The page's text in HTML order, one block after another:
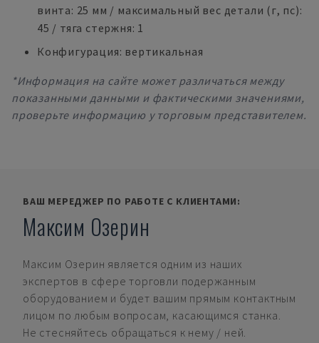
винта: 25 мм / максимальный вес детали (г, пс):
45 / тяга стержня: 1
Конфигурация: вертикальная
*Информация на сайте может различаться между
показанными данными и фактическими значениями,
проверьте информацию у торговым представителем.
ВАШ МЕРЕДЖЕР ПО РАБОТЕ С КЛИЕНТАМИ:
Максим Озерин
Максим Озерин является одним из наших
экспертов в сфере торговли подержанным
оборудованием и будет вашим прямым контактным
лицом по любым вопросам, касающимся станка.
Не стесняйтесь обращаться к нему / ней.